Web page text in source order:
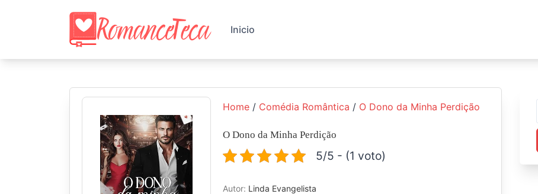
Inicio
Home / Comédia Romântica / O Dono da Minha Perdição
O Dono da Minha Perdição
5/5 - (1 voto)
Autor: Linda Evangelista